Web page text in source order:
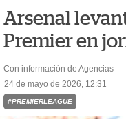
Arsenal
Premier en
Con información de Agencias
24 de mayo de 2026, 12:31
#PREMIERLEAGUE